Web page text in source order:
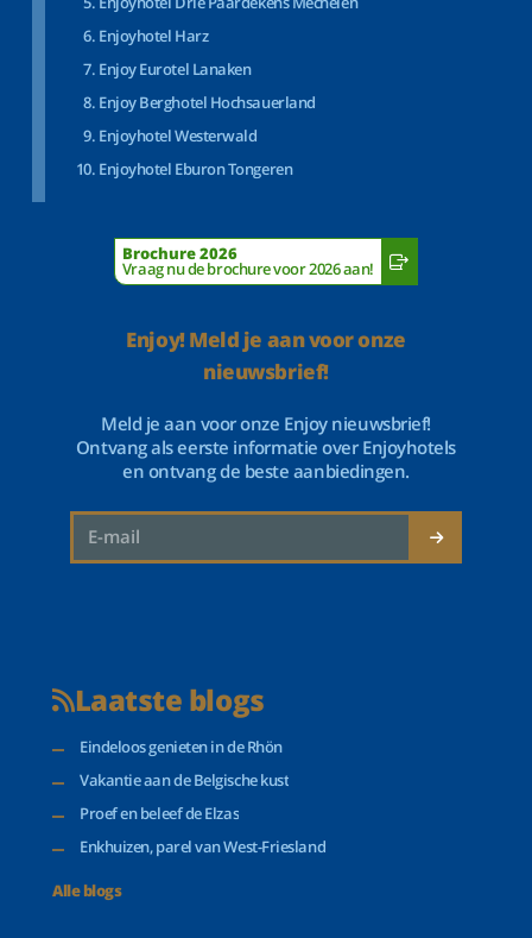
Enjoyhotel Harz
Enjoy Eurotel Lanaken
Enjoy Berghotel Hochsauerland
Enjoyhotel Westerwald
Enjoyhotel Eburon Tongeren
Brochure 2026
Vraag nu de brochure voor 2026 aan!
Enjoy! Meld je aan voor onze
nieuwsbrief!
Meld je aan voor onze Enjoy nieuwsbrief!
Ontvang als eerste informatie over Enjoyhotels
en ontvang de beste aanbiedingen.
Laatste blogs
Eindeloos genieten in de Rhön
Vakantie aan de Belgische kust
Proef en beleef de Elzas
Enkhuizen, parel van West-Friesland
Alle blogs